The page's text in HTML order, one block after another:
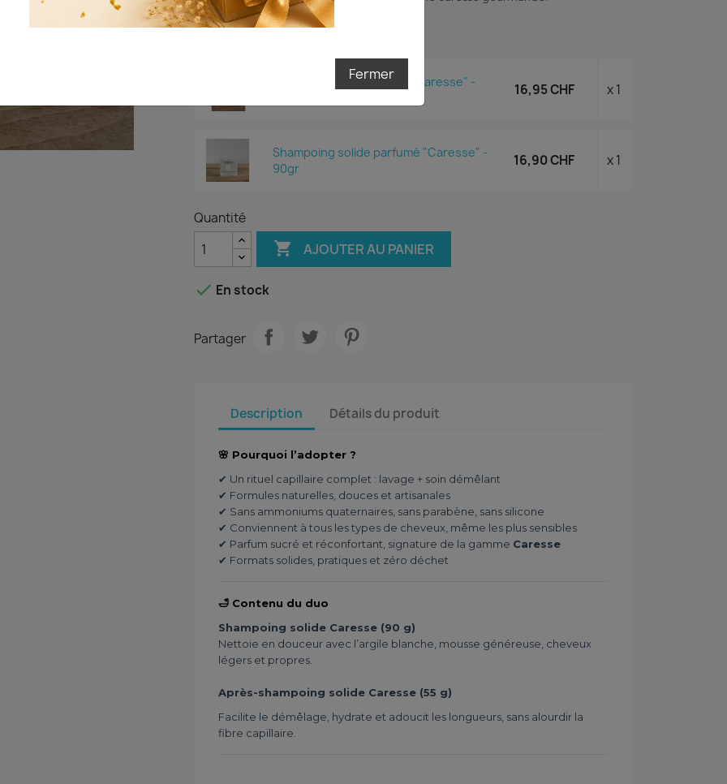
Après-shampoing solide "Caresse" -
16,95 CHF x 1
Shampoing solide parfumé "Caresse" -
90gr
16,90 CHF x 1
Quantité
 AJOUTER AU PANIER
 En stock
Partager
Description Détails du produit
🌸 Pourquoi l’adopter ?
✔ Un rituel capillaire complet : lavage + soin démêlant
✔ Formules naturelles, douces et artisanales
✔ Sans ammoniums quaternaires, sans parabène, sans silicone
✔ Conviennent à tous les types de cheveux, même les plus sensibles
✔ Parfum sucré et réconfortant, signature de la gamme Caresse
✔ Formats solides, pratiques et zéro déchet
🛁 Contenu du duo
Shampoing solide Caresse (90 g)
Nettoie en douceur avec l’argile blanche, mousse généreuse, cheveux
légers et propres.
Après-shampoing solide Caresse (55 g)
Facilite le démêlage, hydrate et adoucit les longueurs, sans alourdir la
fibre capillaire.
Fermer